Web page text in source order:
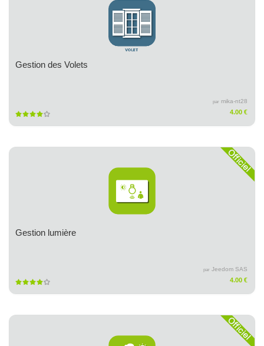
Gestion des Volets
par mika-nt28
4.00 €
Gestion lumière
par Jeedom SAS
4.00 €